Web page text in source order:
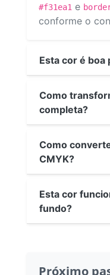
#f31ea1 e
conforme o
Esta cor é boa
Como
completa?
Como
CMYK?
Esta cor
fundo?
Próximo